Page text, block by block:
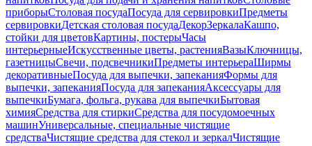
приборыСтоловая посудаПосуда для сервировкиПредметы
сервировкиДетская столовая посудаДекорЗеркалаКашпо,
стойки для цветовКартины, постерыЧасы
интерьерныеИскусственные цветы, растенияВазыКлючницы,
газетницыСвечи, подсвечникиПредметы интерьераШирмы
декоративныеПосуда для выпечки, запеканияФормы для
выпечки, запеканияПосуда для запеканияАксессуары для
выпечкиБумага, фольга, рукава для выпечкиБытовая
химияСредства для стиркиСредства для посудомоечных
машинУниверсальные, специальные чистящие
средстваЧистящие средства для стекол и зеркалЧистящие